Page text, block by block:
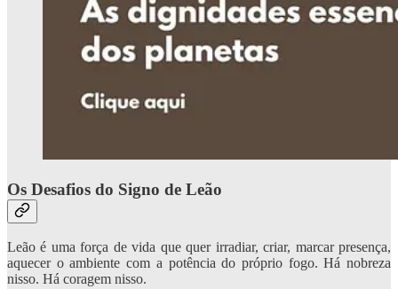
Os Desafios do Signo de Leão
Leão é uma força de vida que quer irradiar, criar, marcar presença,
aquecer o ambiente com a potência do próprio fogo. Há nobreza
nisso. Há coragem nisso.